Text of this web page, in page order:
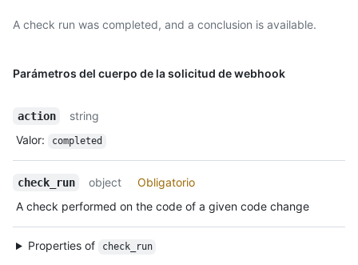
A check run was completed, and a conclusion is available.
Parámetros del cuerpo de la solicitud de webhook
action
string
Valor: completed
check_run object
Obligatorio
A check performed on the code of a given code change
Properties of check_run